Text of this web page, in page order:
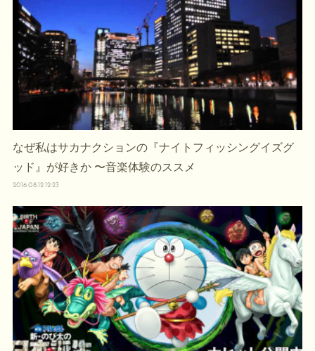
なぜ私はサカナクションの『ナイトフィッシングイズグ
ッド』が好きか 〜音楽体験のススメ
2016.08.12 12:23